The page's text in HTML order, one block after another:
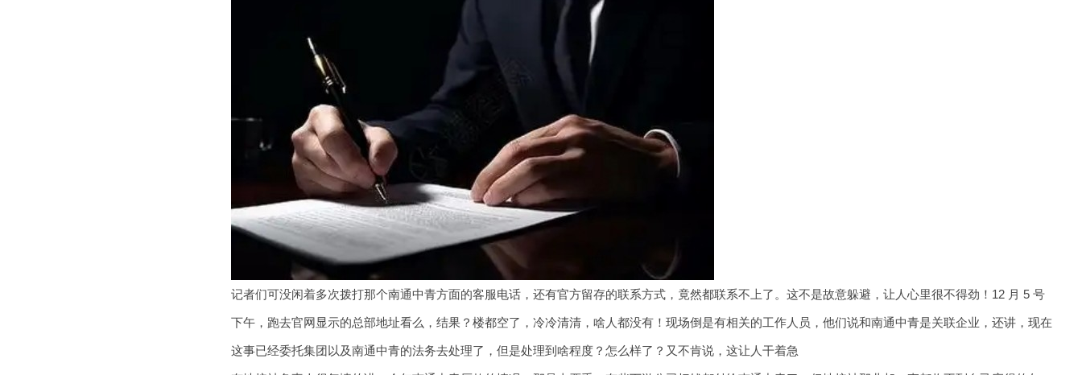
记者们可没闲着多次拨打那个南通中青方面的客服电话，还有官方留存的联系方式，竟然都联系不上了。这不是故意躲避，让人心里很不得劲！12 月 5 号
下午，跑去官网显示的总部地址看么，结果？楼都空了，冷冷清清，啥人都没有！现场倒是有相关的工作人员，他们说和南通中青是关联企业，还讲，现在
这事已经委托集团以及南通中青的法务去处理了，但是处理到啥程度？怎么样了？又不肯说，这让人干着急